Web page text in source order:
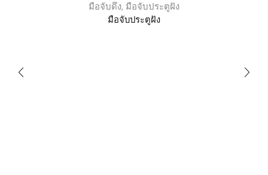
มือจับดึง, มือจับประตูฝัง
มือจับประตูฝัง